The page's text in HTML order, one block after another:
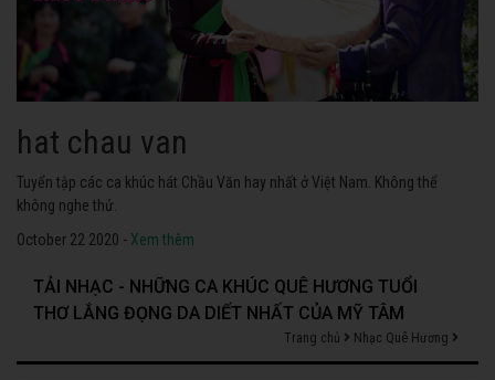
hat chau van
Tuyển tập các ca khúc hát Chầu Văn hay nhất ở Việt Nam. Không thể
không nghe thử.
October 22 2020 - Xem thêm
TẢI NHẠC - NHỮNG CA KHÚC QUÊ HƯƠNG TUỔI
THƠ LẮNG ĐỌNG DA DIẾT NHẤT CỦA MỸ TÂM
Trang chủ Nhạc Quê Hương